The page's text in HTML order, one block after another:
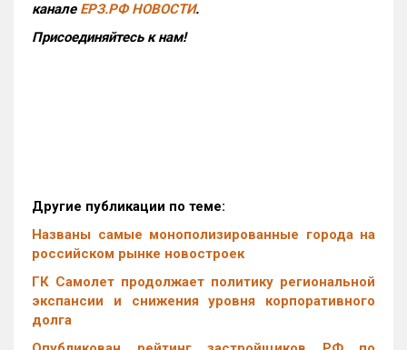
канале ЕРЗ.РФ НОВОСТИ.
Присоединяйтесь к нам!
Другие публикации по теме:
Названы самые монополизированные города на
российском рынке новостроек
ГК Самолет продолжает политику региональной
экспансии и снижения уровня корпоративного
долга